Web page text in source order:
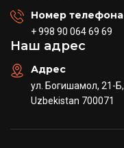
Номер телефона
+ 998 90 064 69 69
Наш адрес
Адрес
ул. Богишамол, 21-
Uzbekistan 700071